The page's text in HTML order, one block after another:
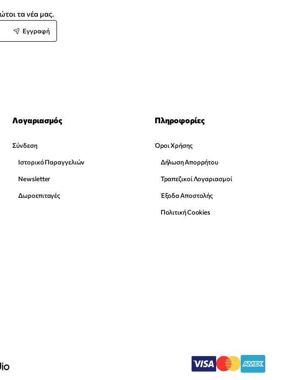
τα νέα μας.
Εγγραφή
Λογαριασμός
Σύνδεση
Ιστορικό Παραγγελιών
Newsletter
Δωροεπιταγές
Πληροφορίες
Όροι Χρήσης
Δήλωση Απορρήτου
Τραπεζικοί Λογαριασμοί
Έξοδα Αποστολής
Πολιτική Cookies